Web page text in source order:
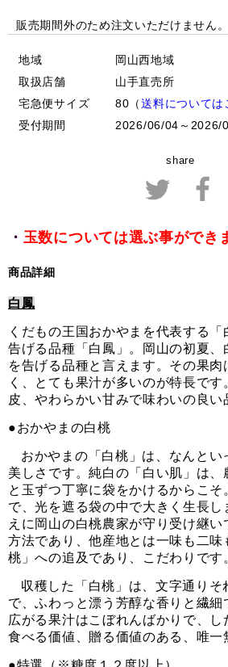
販売期間外のため注文いただけません。
地域
岡山西地域
取扱店舗
山手直売所
宅急便サイズ
80（送料については
受付期間
2026/06/04～2026/
share
・ 玉数については選ぶ事ができ
商品詳細
白鳳
くだもの王国おかやまを代表する
告げる品種「白鳳」。岡山の初夏
を告げる品種と言えます。その果
く、とても果汁が多いのが特長で
皮、やわらかい甘みで味わいの良い
●おかやまの白桃
おかやまの「白桃」は、なんとい
美しさです。純白の「白い肌」は、
と玉ずつ丁寧に袋をかけるからこそ
で、光を遮る袋の中で大きく生長し
えに岡山の白桃農家が守り受け継
方法であり、他産地とは一味も二味
桃」への追及であり、こだわりです
収穫した「白桃」は、文字通りそ
で、ふわっと漂う芳醇な香りと繊細
広がる果汁はこぼれんばかりで、し
食べる価値、贈る価値のある、唯一